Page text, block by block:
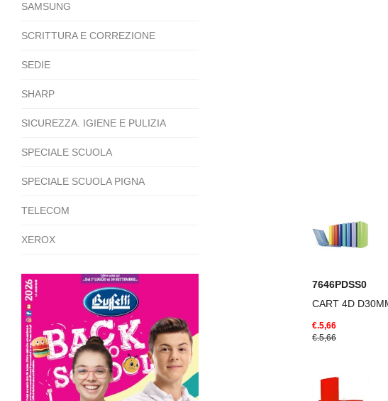
SAMSUNG
SCRITTURA E CORREZIONE
SEDIE
SHARP
SICUREZZA. IGIENE E PULIZIA
SPECIALE SCUOLA
SPECIALE SCUOLA PIGNA
TELECOM
XEROX
7646PDSS0
CART 4D
€.5,66
€.5,66